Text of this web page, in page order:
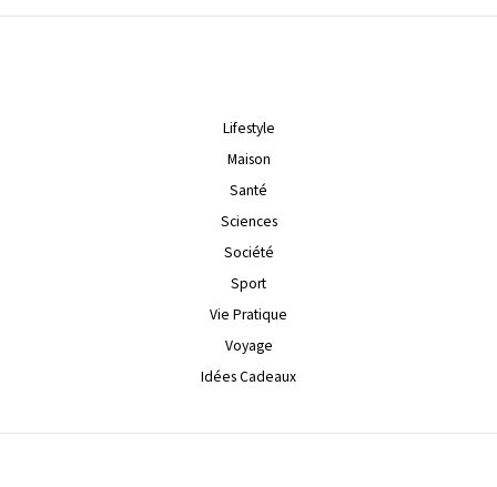
Lifestyle
Maison
Santé
Sciences
Société
Sport
Vie Pratique
Voyage
Idées Cadeaux